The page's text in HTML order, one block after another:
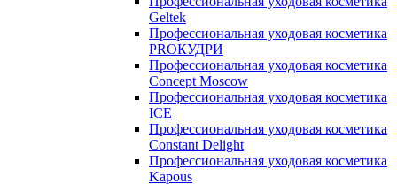
Geltek
Профессиональная уходовая косметика
PROКУДРИ
Профессиональная уходовая косметика
Concept Moscow
Профессиональная уходовая косметика
ICE
Профессиональная уходовая косметика
Constant Delight
Профессиональная уходовая косметика
Kapous